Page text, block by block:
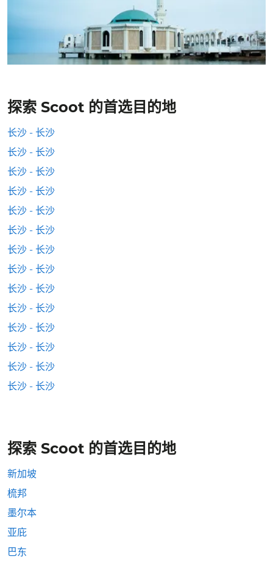
探索 Scoot 的首选目的地
长沙 - 长沙
长沙 - 长沙
长沙 - 长沙
长沙 - 长沙
长沙 - 长沙
长沙 - 长沙
长沙 - 长沙
长沙 - 长沙
长沙 - 长沙
长沙 - 长沙
长沙 - 长沙
长沙 - 长沙
长沙 - 长沙
长沙 - 长沙
探索 Scoot 的首选目的地
新加坡
梳邦
墨尔本
亚庇
巴东